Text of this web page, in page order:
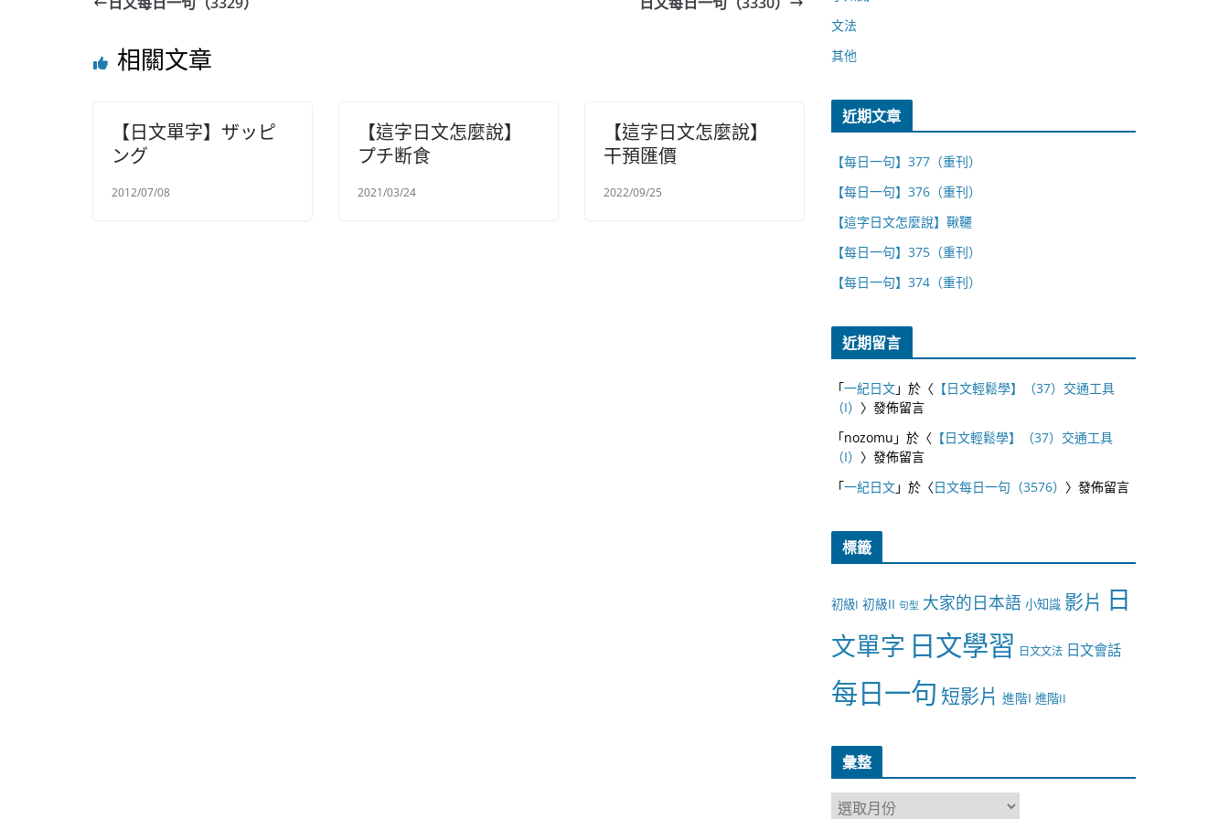
相關文章
【日文單字】ザッピ
ング
2012/07/08
【這字日文怎麼說】
プチ断食
2021/03/24
【這字日文怎麼說】
干預匯價
2022/09/25
文法
其他
近期文章
【每日一句】377（重刊）
【每日一句】376（重刊）
【這字日文怎麼說】鞦韆
【每日一句】375（重刊）
【每日一句】374（重刊）
近期留言
「一紀日文」於〈 【日文輕鬆學】（37）交通工具
（I） 〉發佈留言
「nozomu 」於〈 【日文輕鬆學】（37）交通工具
（I） 〉發佈留言
「一紀日文」於〈日文每日一句（3576） 〉發佈留言
標籤
初級I 初級II 句型 大家的日本語 小知識 影片 日
文單字 日文學習 日文文法 日文會話
每日一句 短影片 進階I 進階II
彙整
彙